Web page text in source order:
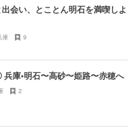
会い、とことん明石を満喫しよ
庫 9
庫•明石〜高砂〜姫路〜赤穂へ
2